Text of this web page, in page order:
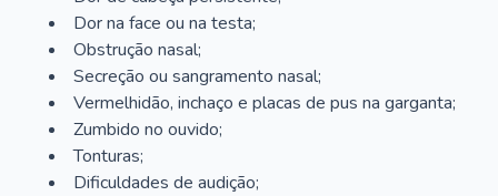
Dor na face ou na testa;
Obstrução nasal;
Secreção ou sangramento nasal;
Vermelhidão, inchaço e placas de pus na garganta;
Zumbido no ouvido;
Tonturas;
Dificuldades de audição;